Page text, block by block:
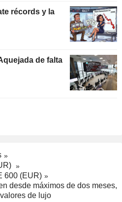
récords y la
de falta
600 (EUR)
desde máximos de dos meses,
de lujo